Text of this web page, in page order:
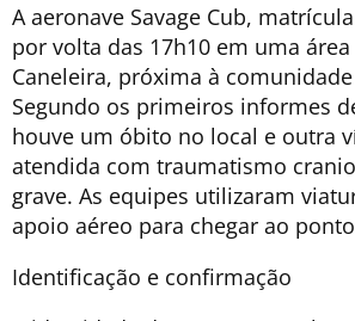
A aeronave Savage Cub,
por volta das 17h10 em uma
Caneleira, próxima à comunidade
Segundo os primeiros informes
houve um óbito no local e outra
atendida com traumatismo
grave. As equipes utilizaram
apoio aéreo para chegar ao
Identificação e confirmação